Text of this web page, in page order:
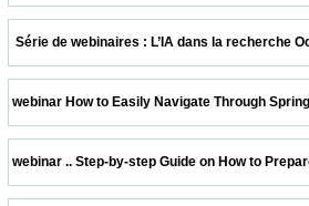
Série de webinaires : L’IA dans la
webinar How to Easily Navigate
webinar .. Step-by-step Guide on How to